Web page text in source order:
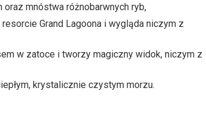
mnóstwa różnobarwnych ryb,
Grand Lagoona i wygląda niczym z
w zatoce i tworzy magiczny widok, niczym z
krystalicznie czystym morzu.